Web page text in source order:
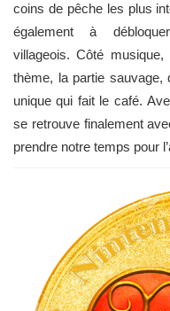
coins de pêche les plus
également à
villageois. Côté
thème, la partie sauvage,
unique qui fait le café.
se retrouve finalement
prendre notre temps pour